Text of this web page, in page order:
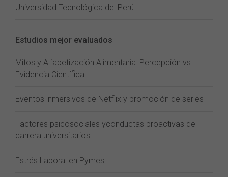
Universidad Tecnológica del Perú
Estudios mejor evaluados
Mitos y Alfabetización Alimentaria: Percepción vs
Evidencia Científica
Eventos inmersivos de Netflix y promoción de series
Factores psicosociales yconductas proactivas de
carrera universitarios
Estrés Laboral en Pymes